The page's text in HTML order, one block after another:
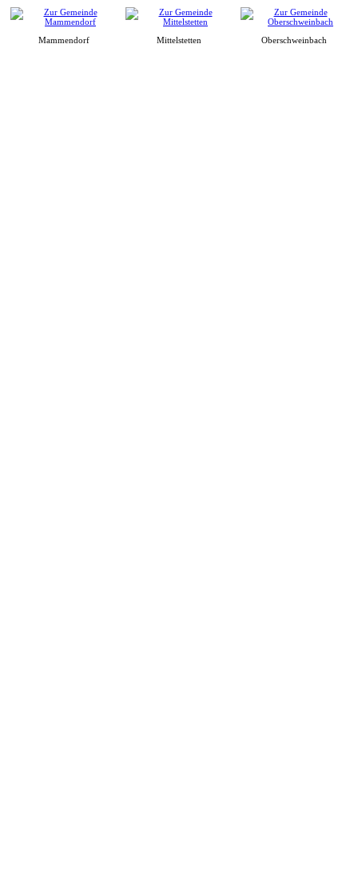
Mammendorf Mittelstetten Oberschweinbach